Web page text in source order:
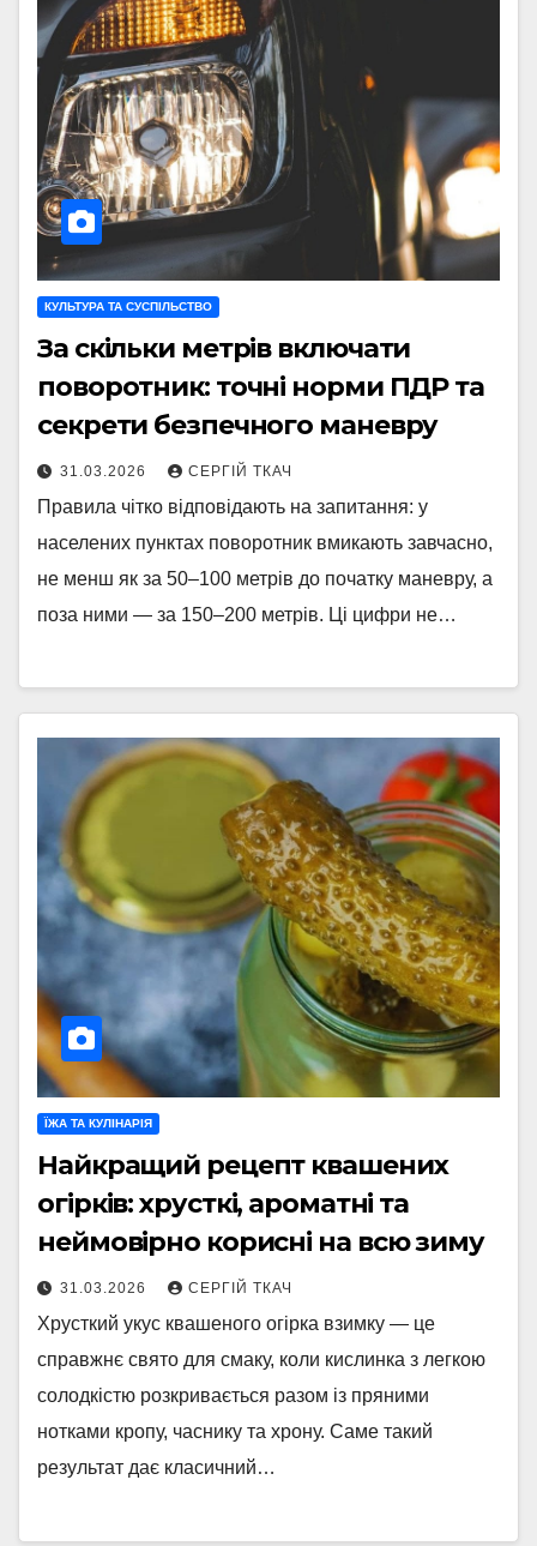
КУЛЬТУРА ТА СУСПІЛЬСТВО
За скільки метрів включати
поворотник: точні норми ПДР та
секрети безпечного маневру
31.03.2026 СЕРГІЙ ТКАЧ
Правила чітко відповідають на запитання: у
населених пунктах поворотник вмикають завчасно,
не менш як за 50–100 метрів до початку маневру, а
поза ними — за 150–200 метрів. Ці цифри не…
ЇЖА ТА КУЛІНАРІЯ
Найкращий рецепт квашених
огірків: хрусткі, ароматні та
неймовірно корисні на всю зиму
31.03.2026 СЕРГІЙ ТКАЧ
Хрусткий укус квашеного огірка взимку — це
справжнє свято для смаку, коли кислинка з легкою
солодкістю розкривається разом із пряними
нотками кропу, часнику та хрону. Саме такий
результат дає класичний…